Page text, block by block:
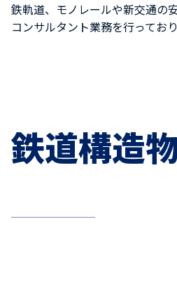
鉄軌道、モノレールや新交通の
コンサルタント業務を行っており
鉄道構造